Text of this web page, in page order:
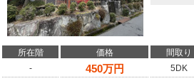
所在階 価格 間取り
-
450万円 5DK